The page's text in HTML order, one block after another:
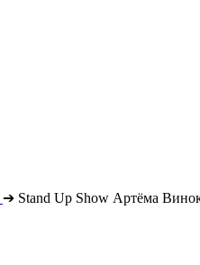
➔ Stand Up Show Артёма